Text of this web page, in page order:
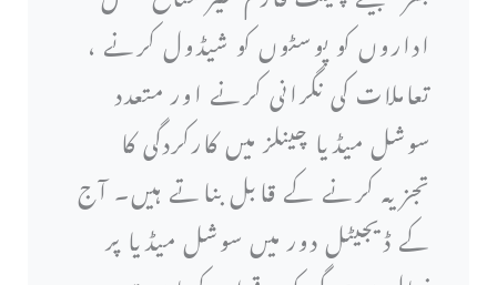
اداروں کو پوسٹوں کو شیڈول کرنے ،
تعاملات کی نگرانی کرنے اور متعدد
سوشل میڈیا چینلز میں کارکردگی کا
تجزیہ کرنے کے قابل بناتے ہیں۔ آج
کے ڈیجیٹل دور میں سوشل میڈیا پر